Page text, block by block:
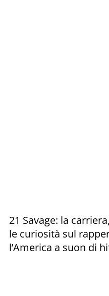
21 Savage: la
le curiosità sul
l’America a suon di